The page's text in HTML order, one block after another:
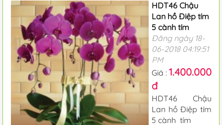
HDT46 Chậu
Lan hồ Điệp tím
5 cành tím
Đăng ngày 18-
06-2018 04:19:51
PM
Giá : 1.400.000
đ
HDT46 Chậu
Lan hồ Điệp tím
5 cành tím